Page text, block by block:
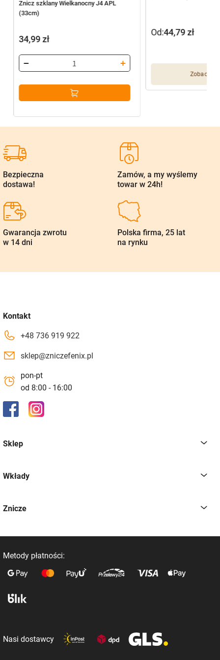
Znicz szklany Wielkanocny J4 APL
(33cm)
34,99zł
Zobacz
Od:44,79zł
Bezpieczna
dostawa!
Zamów, a my wyślemy
towar w 24h!
Gwarancja zwrotu
w 14 dni
Polska firma, 25 lat
na rynku
Kontakt
+48 736 919 922
sklep@zniczefenix.pl
pon-pt
od 8:00 - 16:00
Sklep
Wkłady
Znicze
Metody płatności:
Nasi dostawcy